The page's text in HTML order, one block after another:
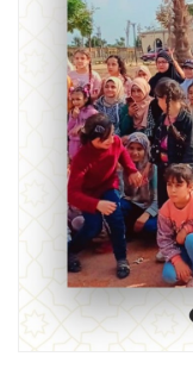
Giyim Bağışı
hesap